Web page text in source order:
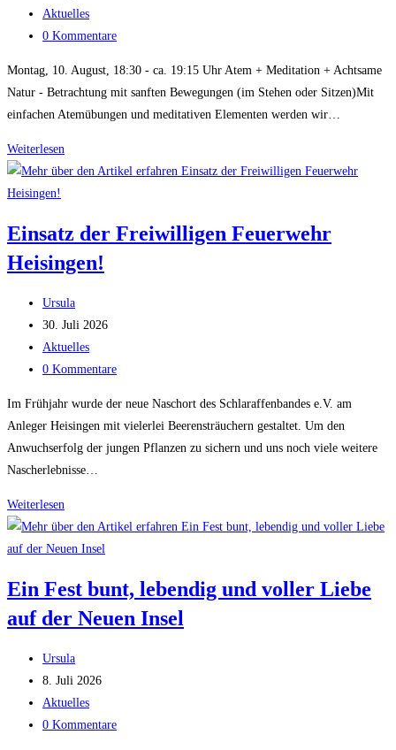
veröffentlicht:
Beitrags-
Kategorie:
Aktuelles
Beitrags-
0 Kommentare
Montag, 10. August, 18:30 - ca. 19:15 Uhr Atem + Meditation + Achtsame
Natur - Betrachtung mit sanften Bewegungen (im Stehen oder Sitzen)Mit
einfachen Atemübungen und meditativen Elementen werden wir…
Weiterlesen
durch’s
Einsatz der Freiwilligen Feuerwehr
Heisingen!
Beitrags-
Autor:
Ursula
Beitrag
veröffentlicht:
30. Juli 2026
Beitrags-
Kategorie:
Aktuelles
Beitrags-
0 Kommentare
Im Frühjahr wurde der neue Naschort des Schlaraffenbandes e.V. am
Anleger Heisingen mit vielerlei Beerensträuchern gestaltet. Um den
Anwuchserfolg der jungen Pflanzen zu sichern und uns noch viele weitere
Nascherlebnisse…
Weiterlesen
der
Freiwilligen
Heisingen!
Ein Fest bunt, lebendig und voller Liebe
auf der Neuen Insel
Beitrags-
Autor:
Ursula
Beitrag
veröffentlicht:
8. Juli 2026
Beitrags-
Kategorie:
Aktuelles
Beitrags-
0 Kommentare